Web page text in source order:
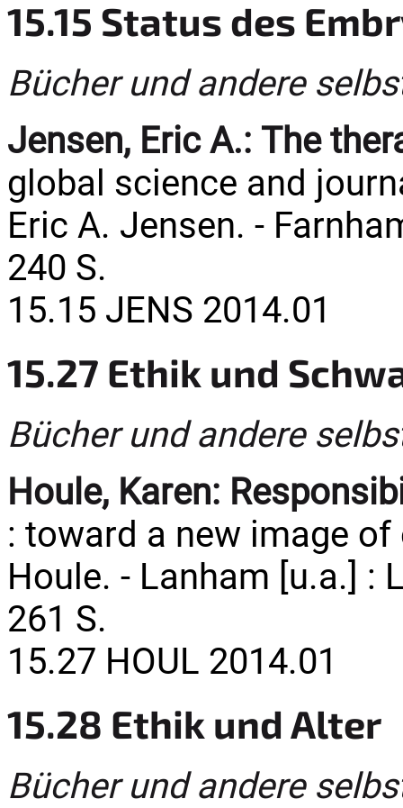
15.15 Status des
Bücher und andere
Jensen, Eric A.: The
global science and
Eric A. Jensen. -
240 S.
15.15 JENS 2014.01
15.27 Ethik und
Bücher und andere
Houle, Karen:
: toward a new image
Houle. - Lanham [u.a.] :
261 S.
15.27 HOUL 2014.01
15.28 Ethik und Alter
Bücher und andere